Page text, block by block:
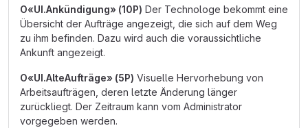
O«UI.Ankündigung» (10P) Der Technologe bekommt eine
Übersicht der Aufträge angezeigt, die sich auf dem Weg
zu ihm befinden. Dazu wird auch die voraussichtliche
Ankunft angezeigt.
O«UI.AlteAufträge» (5P) Visuelle Hervorhebung von
Arbeitsaufträgen, deren letzte Änderung länger
zurückliegt. Der Zeitraum kann vom Administrator
vorgegeben werden.